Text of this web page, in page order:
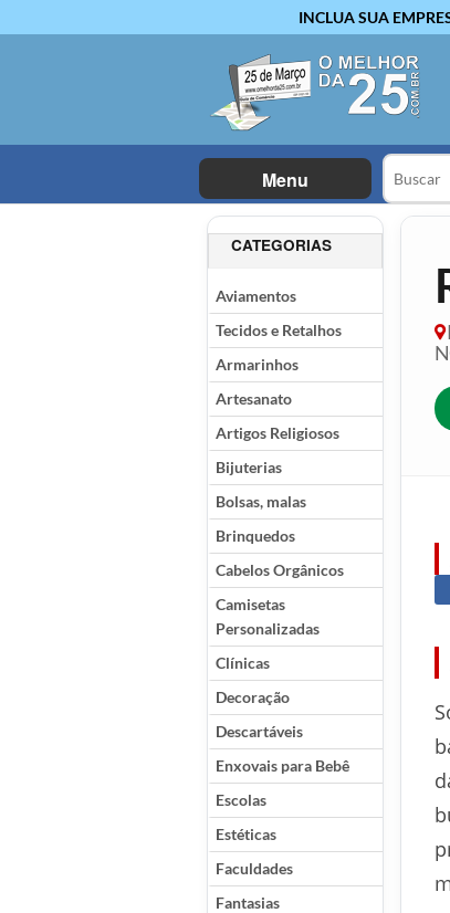
INCLUA SUA
Menu
CATEGORIAS
Aviamentos
Tecidos e Retalhos
Armarinhos
Artesanato
Artigos Religiosos
Bijuterias
Bolsas, malas
Brinquedos
Cabelos Orgânicos
Camisetas
Personalizadas
Clínicas
Decoração
Descartáveis
Enxovais para Bebê
Escolas
Estéticas
Faculdades
Fantasias